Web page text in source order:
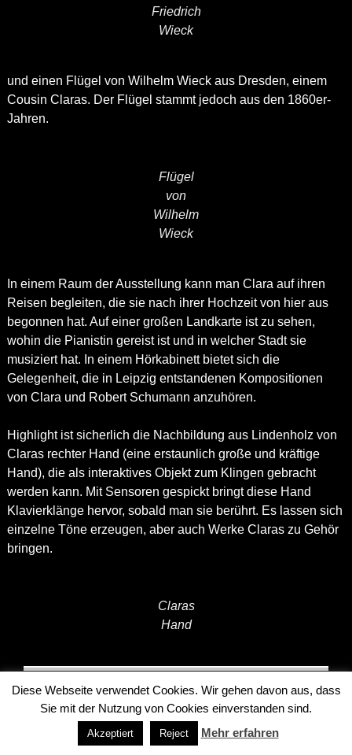
Friedrich
Wieck
und einen Flügel von Wilhelm Wieck aus Dresden, einem
Cousin Claras. Der Flügel stammt jedoch aus den 1860er-
Jahren.
Flügel
von
Wilhelm
Wieck
In einem Raum der Ausstellung kann man Clara auf ihren
Reisen begleiten, die sie nach ihrer Hochzeit von hier aus
begonnen hat. Auf einer großen Landkarte ist zu sehen,
wohin die Pianistin gereist ist und in welcher Stadt sie
musiziert hat. In einem Hörkabinett bietet sich die
Gelegenheit, die in Leipzig entstandenen Kompositionen
von Clara und Robert Schumann anzuhören.
Highlight ist sicherlich die Nachbildung aus Lindenholz von
Claras rechter Hand (eine erstaunlich große und kräftige
Hand), die als interaktives Objekt zum Klingen gebracht
werden kann. Mit Sensoren gespickt bringt diese Hand
Klavierklänge hervor, sobald man sie berührt. Es lassen sich
einzelne Töne erzeugen, aber auch Werke Claras zu Gehör
bringen.
Claras
Hand
Notabene
Diese Webseite verwendet Cookies. Wir gehen davon aus, dass
Sie mit der Nutzung von Cookies einverstanden sind.
Akzeptiert Reject Mehr erfahren